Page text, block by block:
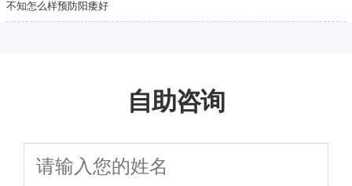
不知怎么样预防阳痿好
自助咨询